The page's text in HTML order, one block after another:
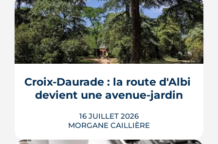
En 2026, un logement doit être classé
au moins F au DPE pour être loué en
métropole, et la barre montera à E en
2028. Le nouveau mode de calcul
reclasse des centaines de milliers de
au Sénat pourrait assouplir les règles.
Calendrier, sanctions, obliga...
Croix-Daurade : la route d'Albi
devient une avenue-jardin
16 JUILLET 2026
MORGANE CAILLIÈRE